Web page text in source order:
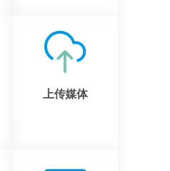
上传媒体